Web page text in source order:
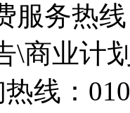
服务热线
\商业计
线：